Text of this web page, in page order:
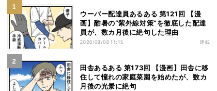
ウーバー配達員あるある 第121回 【漫
画】酷暑の“紫外線対策”を徹底した配達
員が、数カ月後に絶句した理由
2026/08/08 11:15 連載
田舎あるある 第173回 【漫画】田舎に移
住して憧れの家庭菜園を始めたが、数カ
月後の光景に絶句